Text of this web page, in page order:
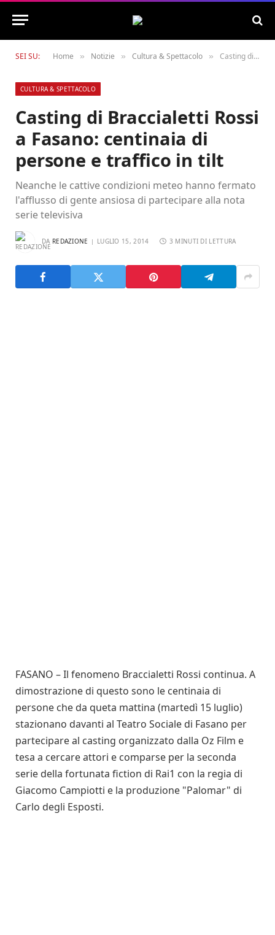
SEI SU: Home » Notizie » Cultura & Spettacolo » Casting di Braccialetti Rossi a Fasano: centinaia di persone e traffico in tilt
CULTURA & SPETTACOLO
Casting di Braccialetti Rossi
a Fasano: centinaia di
persone e traffico in tilt
Neanche le cattive condizioni meteo hanno fermato
l'afflusso di gente ansiosa di partecipare alla nota
serie televisiva
DA REDAZIONE LUGLIO 15, 2014 3 MINUTI DI LETTURA
FASANO – Il fenomeno Braccialetti Rossi continua. A
dimostrazione di questo sono le centinaia di
persone che da queta mattina (martedì 15 luglio)
stazionano davanti al Teatro Sociale di Fasano per
partecipare al casting organizzato dalla Oz Film e
tesa a cercare attori e comparse per la seconda
serie della fortunata fiction di Rai1 con la regia di
Giacomo Campiotti e la produzione "Palomar" di
Carlo degli Esposti.